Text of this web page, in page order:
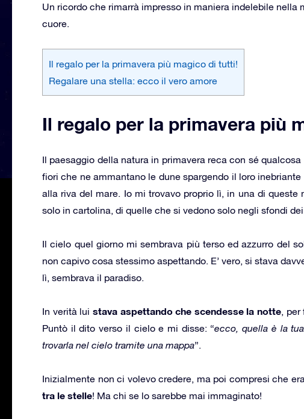
Un ricordo che rimarrà impresso in maniera indelebile
cuore.
Il regalo per la primavera più magico di tutti!
Regalare una stella: ecco il vero amore
Il regalo per la primavera più
Il paesaggio della natura in primavera reca con sé
fiori che ne ammantano le dune spargendo il loro
alla riva del mare. Io mi trovavo proprio lì, in una di
solo in cartolina, di quelle che si vedono solo negli sfondi
Il cielo quel giorno mi sembrava più terso ed azzurro del
non capivo cosa stessimo aspettando. E’ vero, si stava
lì, sembrava il paradiso.
In verità lui stava aspettando che scendesse la notte, per
Puntò il dito verso il cielo e mi disse: “ecco, quella è la
trovarla nel cielo tramite una mappa”.
Inizialmente non ci volevo credere, ma poi compresi che
tra le stelle! Ma chi se lo sarebbe mai immaginato!